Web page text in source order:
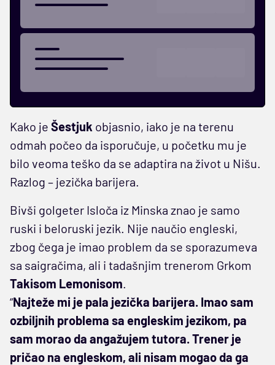
Kako je Šestjuk objasnio, iako je na terenu
odmah počeo da isporučuje, u početku mu je
bilo veoma teško da se adaptira na život u Nišu.
Razlog – jezička barijera.
Bivši golgeter Isloča iz Minska znao je samo
ruski i beloruski jezik. Nije naučio engleski,
zbog čega je imao problem da se sporazumeva
sa saigračima, ali i tadašnjim trenerom Grkom
Takisom Lemonisom.
“Najteže mi je pala jezička barijera. Imao sam
ozbiljnih problema sa engleskim jezikom, pa
sam morao da angažujem tutora. Trener je
pričao na engleskom, ali nisam mogao da ga